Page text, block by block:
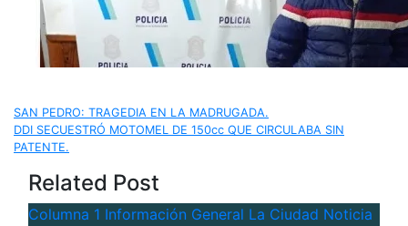
Navegación
de
entradas
SAN PEDRO: TRAGEDIA EN LA MADRUGADA.
DDI SECUESTRÓ MOTOMEL DE 150cc QUE CIRCULABA SIN
PATENTE.
Related Post
Columna 1 Información General La Ciudad Noticia